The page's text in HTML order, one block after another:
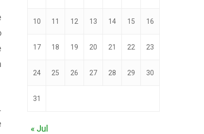
10 11 12 13 14 15 16
17 18 19 20 21 22 23
24 25 26 27 28 29 30
31
« Jul